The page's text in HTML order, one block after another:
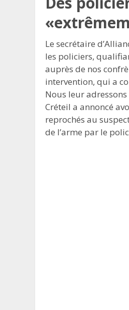
Le secrétaire
les policiers,
auprès de nos
intervention, qui a
Nous leur
Créteil a annoncé
reprochés au
de l’arme par le